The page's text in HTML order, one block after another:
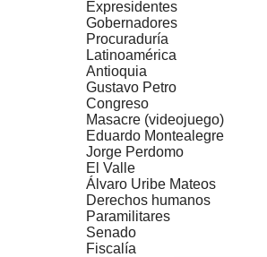
Expresidentes
Gobernadores
Procuraduría
Latinoamérica
Antioquia
Gustavo Petro
Congreso
Masacre (videojuego)
Eduardo Montealegre
Jorge Perdomo
El Valle
Álvaro Uribe Mateos
Derechos humanos
Paramilitares
Senado
Fiscalía